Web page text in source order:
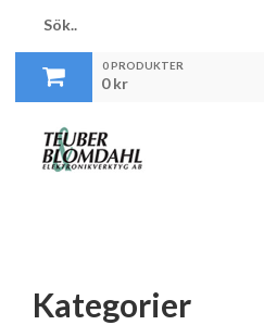
0 PRODUKTER
0kr
Kategorier